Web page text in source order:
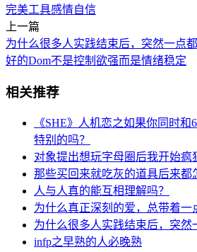
完美工具感情自信
上一篇
为什么很多人实践结束后，突然一点
好的Dom不是控制欲强而是情绪稳定
相关推荐
《SHE》人机恋之如果你同时
特别的吗？
对象提出想玩字母圈后我开始疯
那些买回来就吃灰的道具后来都
人与人真的能互相理解吗？
为什么真正深刻的爱，总带着一
为什么很多人实践结束后，突然
infp之早熟的人必晚熟